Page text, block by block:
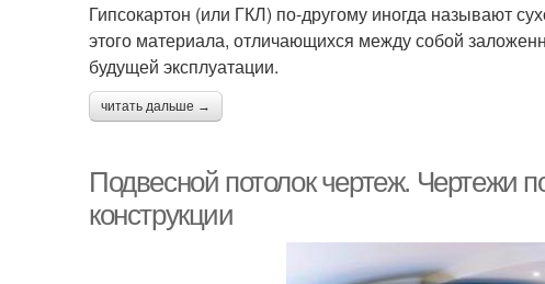
Гипсокартон (или ГКЛ) по-другому иногда называют
этого материала, отличающихся между собой
будущей эксплуатации.
читать дальше →
Подвесной потолок чертеж. Чертежи
конструкции